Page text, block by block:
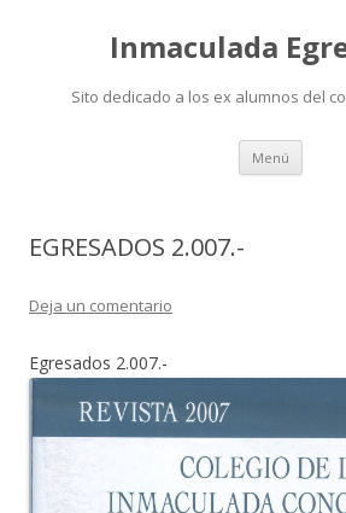
Inmaculada
Sito dedicado a los ex alumnos del
Menú Saltar
EGRESADOS 2.007.-
Deja un comentario
Egresados 2.007.-